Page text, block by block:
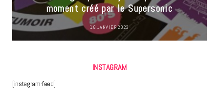
moment créé par le Supersonic
18 JANVIER 2023
INSTAGRAM
[instagram-feed]